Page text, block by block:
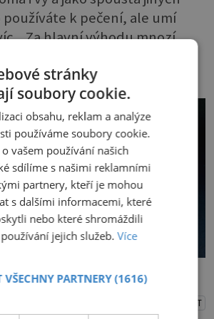
k pečení, ale umí
vymazávat plech, ať už
nebo nějaký druh slaného
není všechno. Papír se dá
jakékoliv nádoby, když
její obsah přichytil na stěnu a
když pečete v
vyžaduje pečlivost
PŘEHRÁT
stránky
soubory cookie.
obsahu, reklam a analýze
používáme soubory cookie.
vašem používání našich
sdílíme s našimi reklamními
partnery, kteří je mohou
s dalšími informacemi, které
nebo které shromáždili
jejich služeb.Více
VŠECHNY PARTNERY(1616)